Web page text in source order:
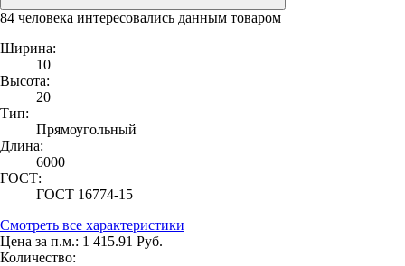
84 человека интересовались данным товаром
Ширина:
10
Высота:
20
Тип:
Прямоугольный
Длина:
6000
ГОСТ:
ГОСТ 16774-15
Смотреть все характеристики
Цена за п.м.: 1 415.91 Руб.
Количество: